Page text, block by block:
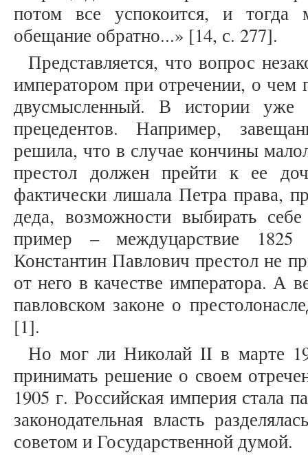
потом все успокоится, и тогда
обещание обратно...» [14, с. 277].
Представляется, что вопрос
императором при отречении, о
двусмысленный. В истории
прецедентов. Например,
решила, что в случае кончины
престол должен прейти к ее
фактически лишала Петра права,
деда, возможности выбирать
пример – междуцарствие
Константин Павлович престол не
от него в качестве императора. А
павловском законе о
[1].
Но мог ли Николай II в марте
принимать решение о своем
1905 г. Российская империя стала
законодательная власть
советом и Государственной думой.